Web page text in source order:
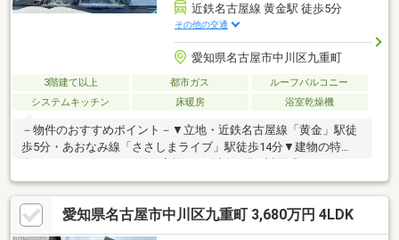
近鉄名古屋線 黄金駅 徒歩5分
その他の交通
愛知県名古屋市中川区九重町
3階建て以上 都市ガス
ルーフバルコニー
システムキッチン
床暖房 浴室乾燥機
－物件のおすすめポイント－▼立地・近鉄名古屋線「黄金」駅徒
歩5分・あおなみ線「ささしまライブ」駅徒歩14分▼建物の特
2F約14帖LDKには床暖房あり・3F約8.9帖洋室はクローゼット付・
北向き玄関とポーチで出入り便利・2LDK→3LDKに間取り変更
可 (別途工事費用が必要です)▼設備・トイレは1階と2階に2か所
あり・洗面室と浴室は3階にまとまる配置▼周辺環境・愛知小学校
愛知県名古屋市中川区九重町 3,680万円 4LDK